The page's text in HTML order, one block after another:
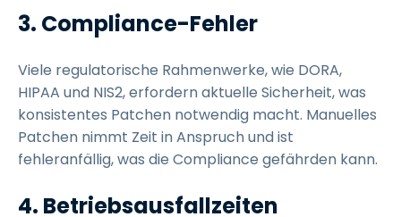
3. Compliance-Fehler
Viele regulatorische Rahmenwerke, wie DORA,
HIPAA und NIS2, erfordern aktuelle Sicherheit, was
konsistentes Patchen notwendig macht. Manuelles
Patchen nimmt Zeit in Anspruch und ist
fehleranfällig, was die Compliance gefährden kann.
4. Betriebsausfallzeiten